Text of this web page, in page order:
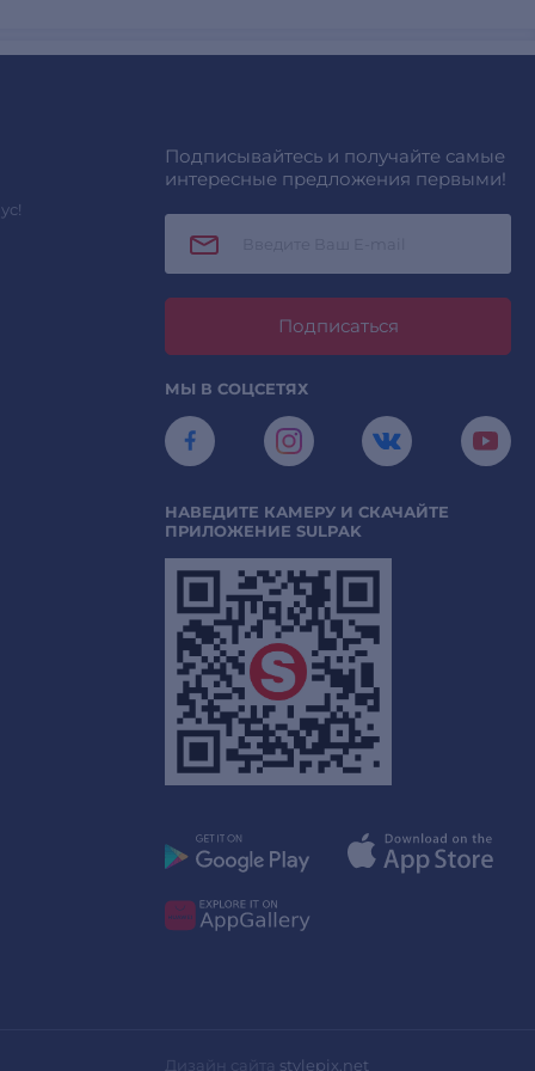
Подписывайтесь и получайте самые
интересные предложения первыми!
Подписаться
МЫ В СОЦСЕТЯХ
НАВЕДИТЕ КАМЕРУ И СКАЧАЙТЕ
ПРИЛОЖЕНИЕ SULPAK
Дизайн сайта stylepix.net